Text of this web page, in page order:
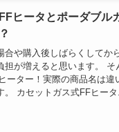
ヒータとポーダブル
や購入後しばらくしてか
担が増えると思います。 そ
ーター！実際の商品名は違
。 カセットガス式FFヒー